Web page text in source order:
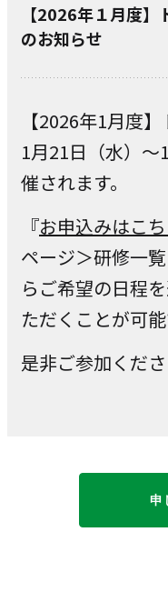
【2026年１月度
のお知らせ
【2026年1月度】
1月21日（水）
催されます。
『お申込みはこ
ページ＞研修一
らご希望の日程
ただくことが可能
是非ご参加くださ
申